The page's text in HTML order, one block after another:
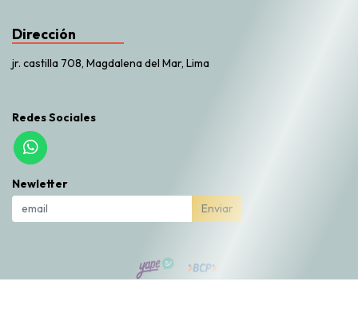
Dirección
jr. castilla 708, Magdalena del Mar, Lima
Redes Sociales
Newletter
Enviar